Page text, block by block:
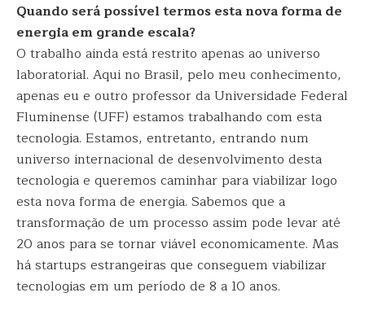
Quando será possível termos esta nova forma de
energia em grande escala?
O trabalho ainda está restrito apenas ao universo
laboratorial. Aqui no Brasil, pelo meu conhecimento,
apenas eu e outro professor da Universidade Federal
Fluminense (UFF) estamos trabalhando com esta
tecnologia. Estamos, entretanto, entrando num
universo internacional de desenvolvimento desta
tecnologia e queremos caminhar para viabilizar logo
esta nova forma de energia. Sabemos que a
transformação de um processo assim pode levar até
20 anos para se tornar viável economicamente. Mas
há startups estrangeiras que conseguem viabilizar
tecnologias em um período de 8 a 10 anos.